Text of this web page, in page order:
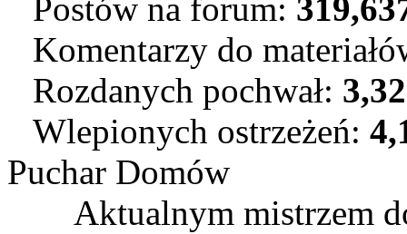
Postów na forum:
Komentarzy do
Rozdanych pochwał:
Wlepionych ostrzeżeń:
Puchar Domów
Aktualnym mistrzem